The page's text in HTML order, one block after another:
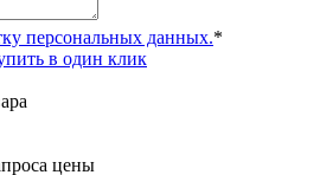
персональных данных.*
в один клик
цены